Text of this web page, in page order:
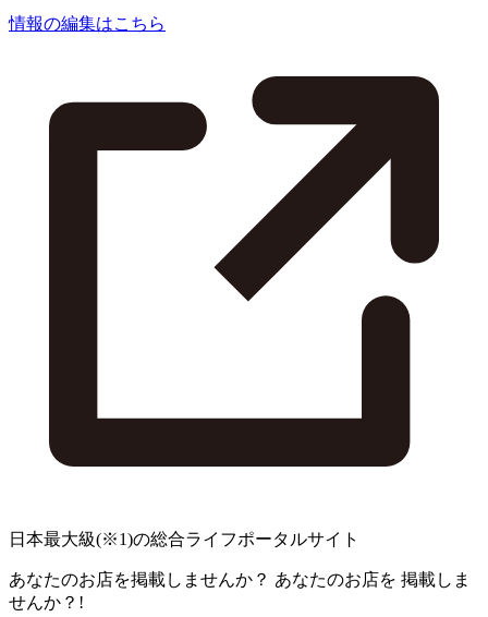
情報の編集はこちら
日本最大級(※1)の総合ライフポータルサイト
あなたのお店を掲載しませんか？ あなたのお店を 掲載しま
せんか？!